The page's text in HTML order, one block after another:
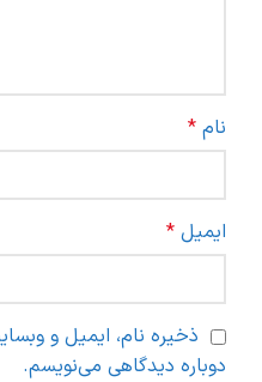
نام *
ایمیل *
ذخیره نام، ایمیل و
دوباره دیدگاهی می‌نویسم.